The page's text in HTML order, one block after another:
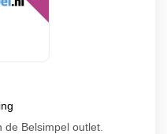
Belsimpel outlet.